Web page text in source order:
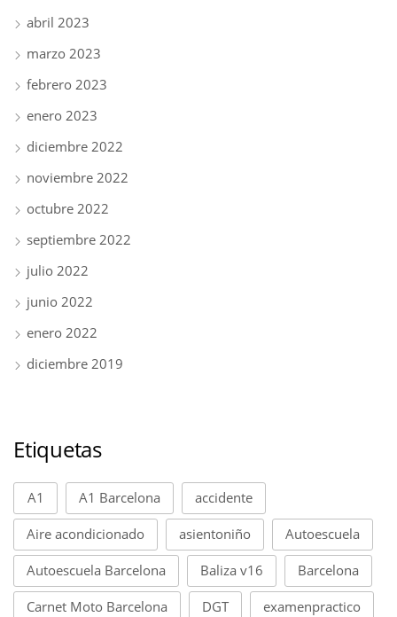
abril 2023
marzo 2023
febrero 2023
enero 2023
diciembre 2022
noviembre 2022
octubre 2022
septiembre 2022
julio 2022
junio 2022
enero 2022
diciembre 2019
Etiquetas
A1 A1 Barcelona accidente
Aire acondicionado asientoniño Autoescuela
Autoescuela Barcelona Baliza v16 Barcelona
Carnet Moto Barcelona DGT examenpractico